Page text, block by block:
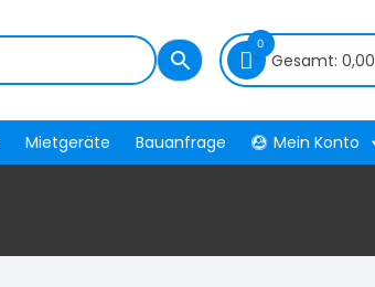
0
Gesamt: 0,00
Mietgeräte Bauanfrage Mein Konto